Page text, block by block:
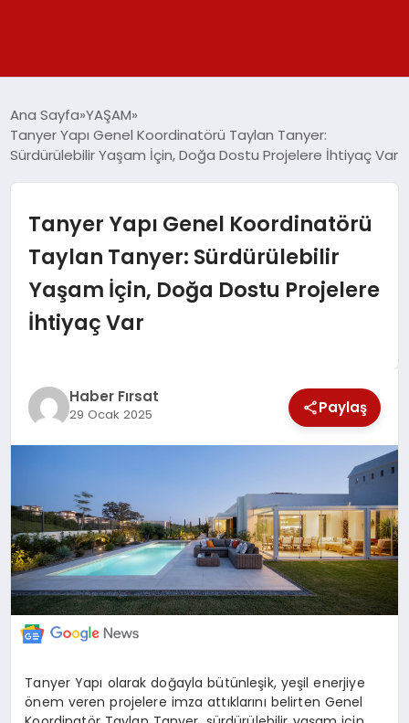
SPOR
TEKNOLOJİ
SAĞLIK
EKONOMİ
MAGAZİN
Ana Sayfa YAŞAM
Tanyer Yapı Genel Koordinatörü Taylan Tanyer:
Sürdürülebilir Yaşam İçin, Doğa Dostu Projelere İhtiyaç Var
Tanyer Yapı Genel Koordinatörü
Taylan Tanyer: Sürdürülebilir
Yaşam İçin, Doğa Dostu Projelere
İhtiyaç Var
Haber Fırsat
29 Ocak 2025 Paylaş
Tanyer Yapı olarak doğayla bütünleşik, yeşil enerjiye
önem veren projelere imza attıklarını belirten Genel